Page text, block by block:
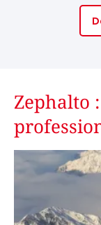
Zephalto